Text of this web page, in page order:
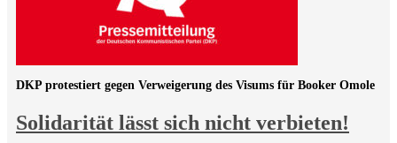
Solidarität lässt sich nicht verbieten!
DKP protestiert gegen Verweigerung des Visums für Booker Omole